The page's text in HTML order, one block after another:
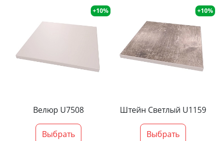
+10%
Велюр U7508
Выбрать
+10%
Штейн Светлый U1159
Выбрать